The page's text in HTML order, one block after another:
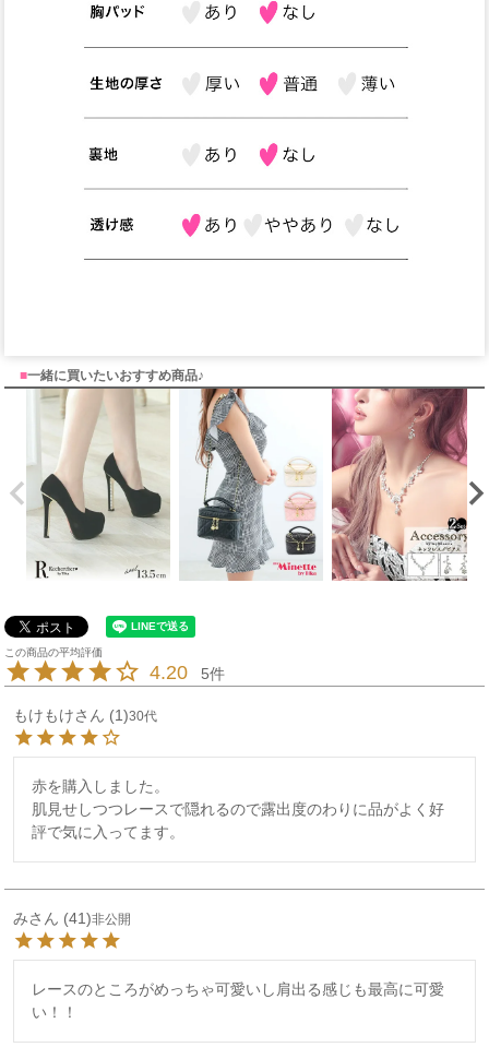
■一緒に買いたいおすすめ商品♪
4.20 5
もけもけ 1 30代
赤を購入しました。
肌見せしつつレースで隠れるので露出度のわりに品がよく好
評で気に入ってます。
み 41 非公開
レースのところがめっちゃ可愛いし肩出る感じも最高に可愛
い！！